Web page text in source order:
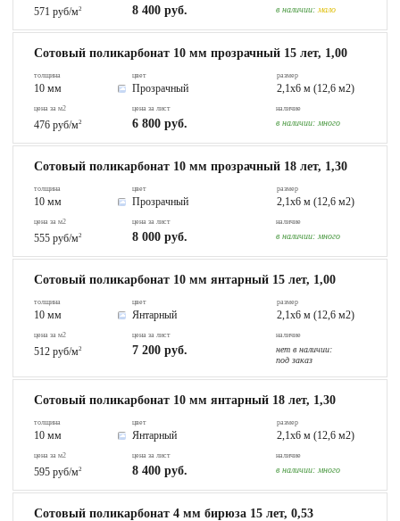
571 руб/м2 8 400 руб. в наличии: мало
Сотовый поликарбонат 10 мм прозрачный 15 лет, 1,00
толщина
10 мм
цвет
Прозрачный
размер
2,1х6 м (12,6 м2)
цена за м2
476 руб/м2
цена за лист
6 800 руб.
наличие
в наличии: много
Сотовый поликарбонат 10 мм прозрачный 18 лет, 1,30
толщина
10 мм
цвет
Прозрачный
размер
2,1х6 м (12,6 м2)
цена за м2
555 руб/м2
цена за лист
8 000 руб.
наличие
в наличии: много
Сотовый поликарбонат 10 мм янтарный 15 лет, 1,00
толщина
10 мм
цвет
Янтарный
размер
2,1х6 м (12,6 м2)
цена за м2
512 руб/м2
цена за лист
7 200 руб.
наличие
нет в наличии:
под заказ
Сотовый поликарбонат 10 мм янтарный 18 лет, 1,30
толщина
10 мм
цвет
Янтарный
размер
2,1х6 м (12,6 м2)
цена за м2
595 руб/м2
цена за лист
8 400 руб.
наличие
в наличии: много
Сотовый поликарбонат 4 мм бирюза 15 лет, 0,53